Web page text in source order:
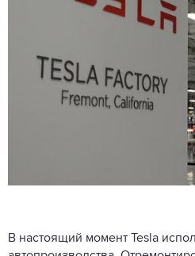
В настоящий момент Tesla